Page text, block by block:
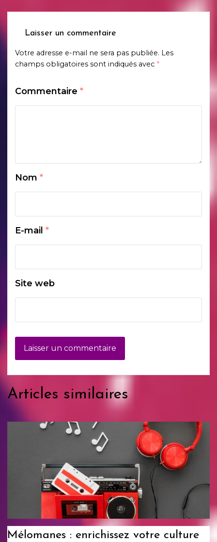
Laisser un commentaire
Votre adresse e-mail ne sera pas publiée. Les
champs obligatoires sont indiqués avec *
Commentaire *
Nom *
E-mail *
Site web
Articles similaires
Mélomanes : enrichissez votre culture